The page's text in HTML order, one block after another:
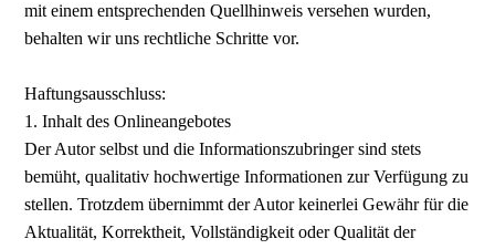
mit einem entsprechenden Quellhinweis versehen wurden,
behalten wir uns rechtliche Schritte vor.
Haftungsausschluss:
1. Inhalt des Onlineangebotes
Der Autor selbst und die Informationszubringer sind stets
bemüht, qualitativ hochwertige Informationen zur Verfügung zu
stellen. Trotzdem übernimmt der Autor keinerlei Gewähr für die
Aktualität, Korrektheit, Vollständigkeit oder Qualität der